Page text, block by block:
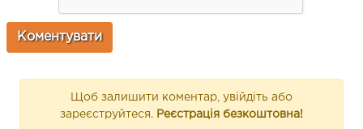
Щоб залишити коментар, увійдіть або
зареєструйтеся. Реєстрація безкоштовна!